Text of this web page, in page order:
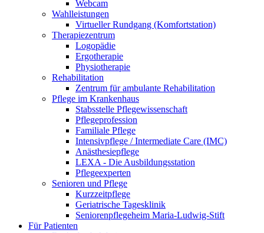
Webcam
Wahlleistungen
Virtueller Rundgang (Komfortstation)
Therapiezentrum
Logopädie
Ergotherapie
Physiotherapie
Rehabilitation
Zentrum für ambulante Rehabilitation
Pflege im Krankenhaus
Stabsstelle Pflegewissenschaft
Pflegeprofession
Familiale Pflege
Intensivpflege / Intermediate Care (IMC)
Anästhesiepflege
LEXA - Die Ausbildungsstation
Pflegeexperten
Senioren und Pflege
Kurzzeitpflege
Geriatrische Tagesklinik
Seniorenpflegeheim Maria-Ludwig-Stift
Für Patienten